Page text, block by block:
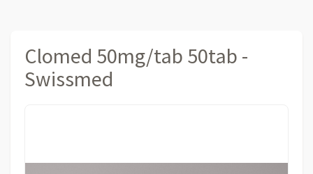
Clomed 50mg/tab 50tab -
Swissmed